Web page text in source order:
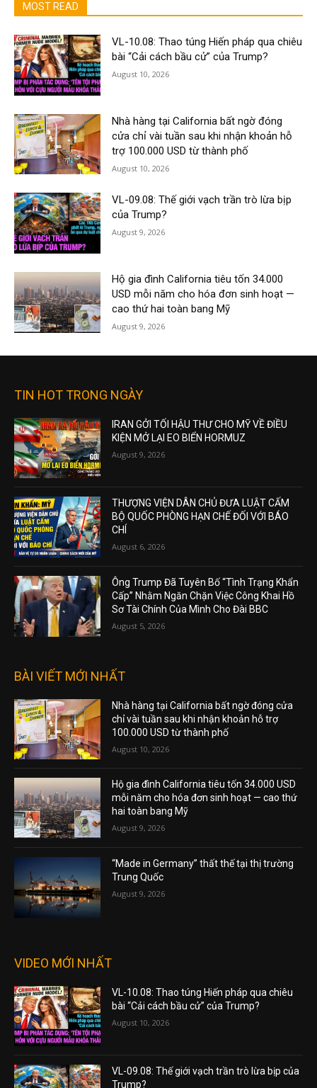
MOST READ
VL-10.08: Thao túng Hiến pháp qua chiêu
bài “Cải cách bầu cử” của Trump?
August 10, 2026
Nhà hàng tại California bất ngờ đóng
cửa chỉ vài tuần sau khi nhận khoản hỗ
trợ 100.000 USD từ thành phố
August 10, 2026
VL-09.08: Thế giới vạch trần trò lừa bịp
của Trump?
August 9, 2026
Hộ gia đình California tiêu tốn 34.000
USD mỗi năm cho hóa đơn sinh hoạt —
cao thứ hai toàn bang Mỹ
August 9, 2026
TIN HOT TRONG NGÀY
IRAN GỞI TỐI HẬU THƯ CHO MỸ VỀ ĐIỀU
KIỆN MỞ LẠI EO BIỂN HORMUZ
August 9, 2026
THƯỢNG VIỆN DÂN CHỦ ĐƯA LUẬT CẤM
BỘ QUỐC PHÒNG HẠN CHẾ ĐỐI VỚI BÁO
CHÍ
August 6, 2026
Ông Trump Đã Tuyên Bố “Tình Trạng Khẩn
Cấp” Nhằm Ngăn Chặn Việc Công Khai Hồ
Sơ Tài Chính Của Mình Cho Đài BBC
August 5, 2026
BÀI VIẾT MỚI NHẤT
Nhà hàng tại California bất ngờ đóng cửa
chỉ vài tuần sau khi nhận khoản hỗ trợ
100.000 USD từ thành phố
August 10, 2026
Hộ gia đình California tiêu tốn 34.000 USD
mỗi năm cho hóa đơn sinh hoạt — cao thứ
hai toàn bang Mỹ
August 9, 2026
“Made in Germany” thất thế tại thị trường
Trung Quốc
August 9, 2026
VIDEO MỚI NHẤT
VL-10.08: Thao túng Hiến pháp qua chiêu
bài “Cải cách bầu cử” của Trump?
August 10, 2026
VL-09.08: Thế giới vạch trần trò lừa bịp của
Trump?